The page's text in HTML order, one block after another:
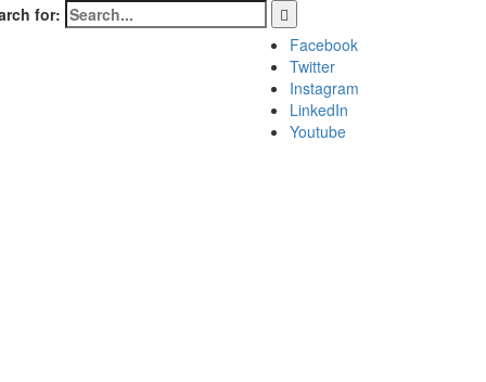
for:
Facebook
Twitter
Instagram
LinkedIn
Youtube